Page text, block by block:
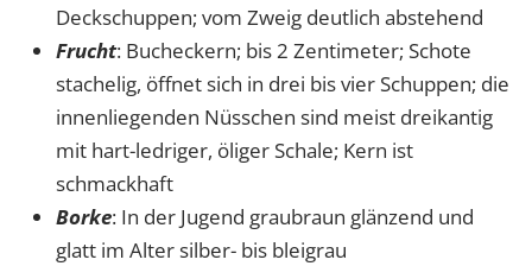
Deckschuppen; vom Zweig deutlich abstehend
Frucht: Bucheckern; bis 2 Zentimeter; Schote
stachelig, öffnet sich in drei bis vier Schuppen; die
innenliegenden Nüsschen sind meist dreikantig
mit hart-ledriger, öliger Schale; Kern ist
schmackhaft
Borke: In der Jugend graubraun glänzend und
glatt im Alter silber- bis bleigrau